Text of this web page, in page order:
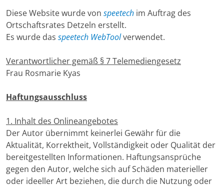
Diese Website wurde von speetech im Auftrag des
Ortschaftsrates Detzeln erstellt.
Es wurde das speetech WebToolverwendet.
Verantwortlicher gemäß § 7 Telemediengesetz
Frau Rosmarie Kyas
Haftungsausschluss
1. Inhalt des Onlineangebotes
Der Autor übernimmt keinerlei Gewähr für die
Aktualität, Korrektheit, Vollständigkeit oder Qualität der
bereitgestellten Informationen. Haftungsansprüche
gegen den Autor, welche sich auf Schäden materieller
oder ideeller Art beziehen, die durch die Nutzung oder